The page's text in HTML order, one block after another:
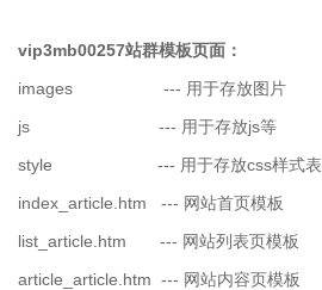
vip3mb00257站群模板页面：
images --- 用于存放图片
js --- 用于存放js等
style --- 用于存放css样式表
index_article.htm --- 网站首页模板
list_article.htm --- 网站列表页模板
article_article.htm --- 网站内容页模板